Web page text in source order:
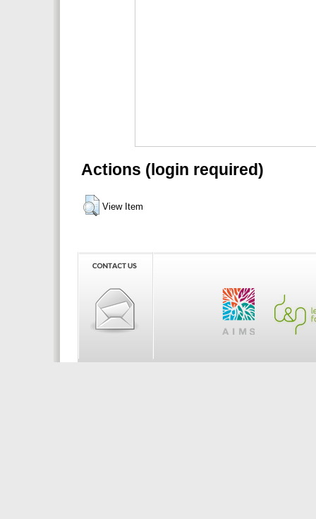
Actions (login required)
View Item